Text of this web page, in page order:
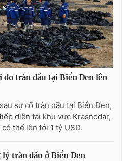
tràn dầu tại Biển Đen lên
sự cố tràn dầu tại Biển Đen,
diễn tại khu vực Krasnodar,
thể lên tới 1 tỷ USD.
lý tràn dầu ở Biển Đen